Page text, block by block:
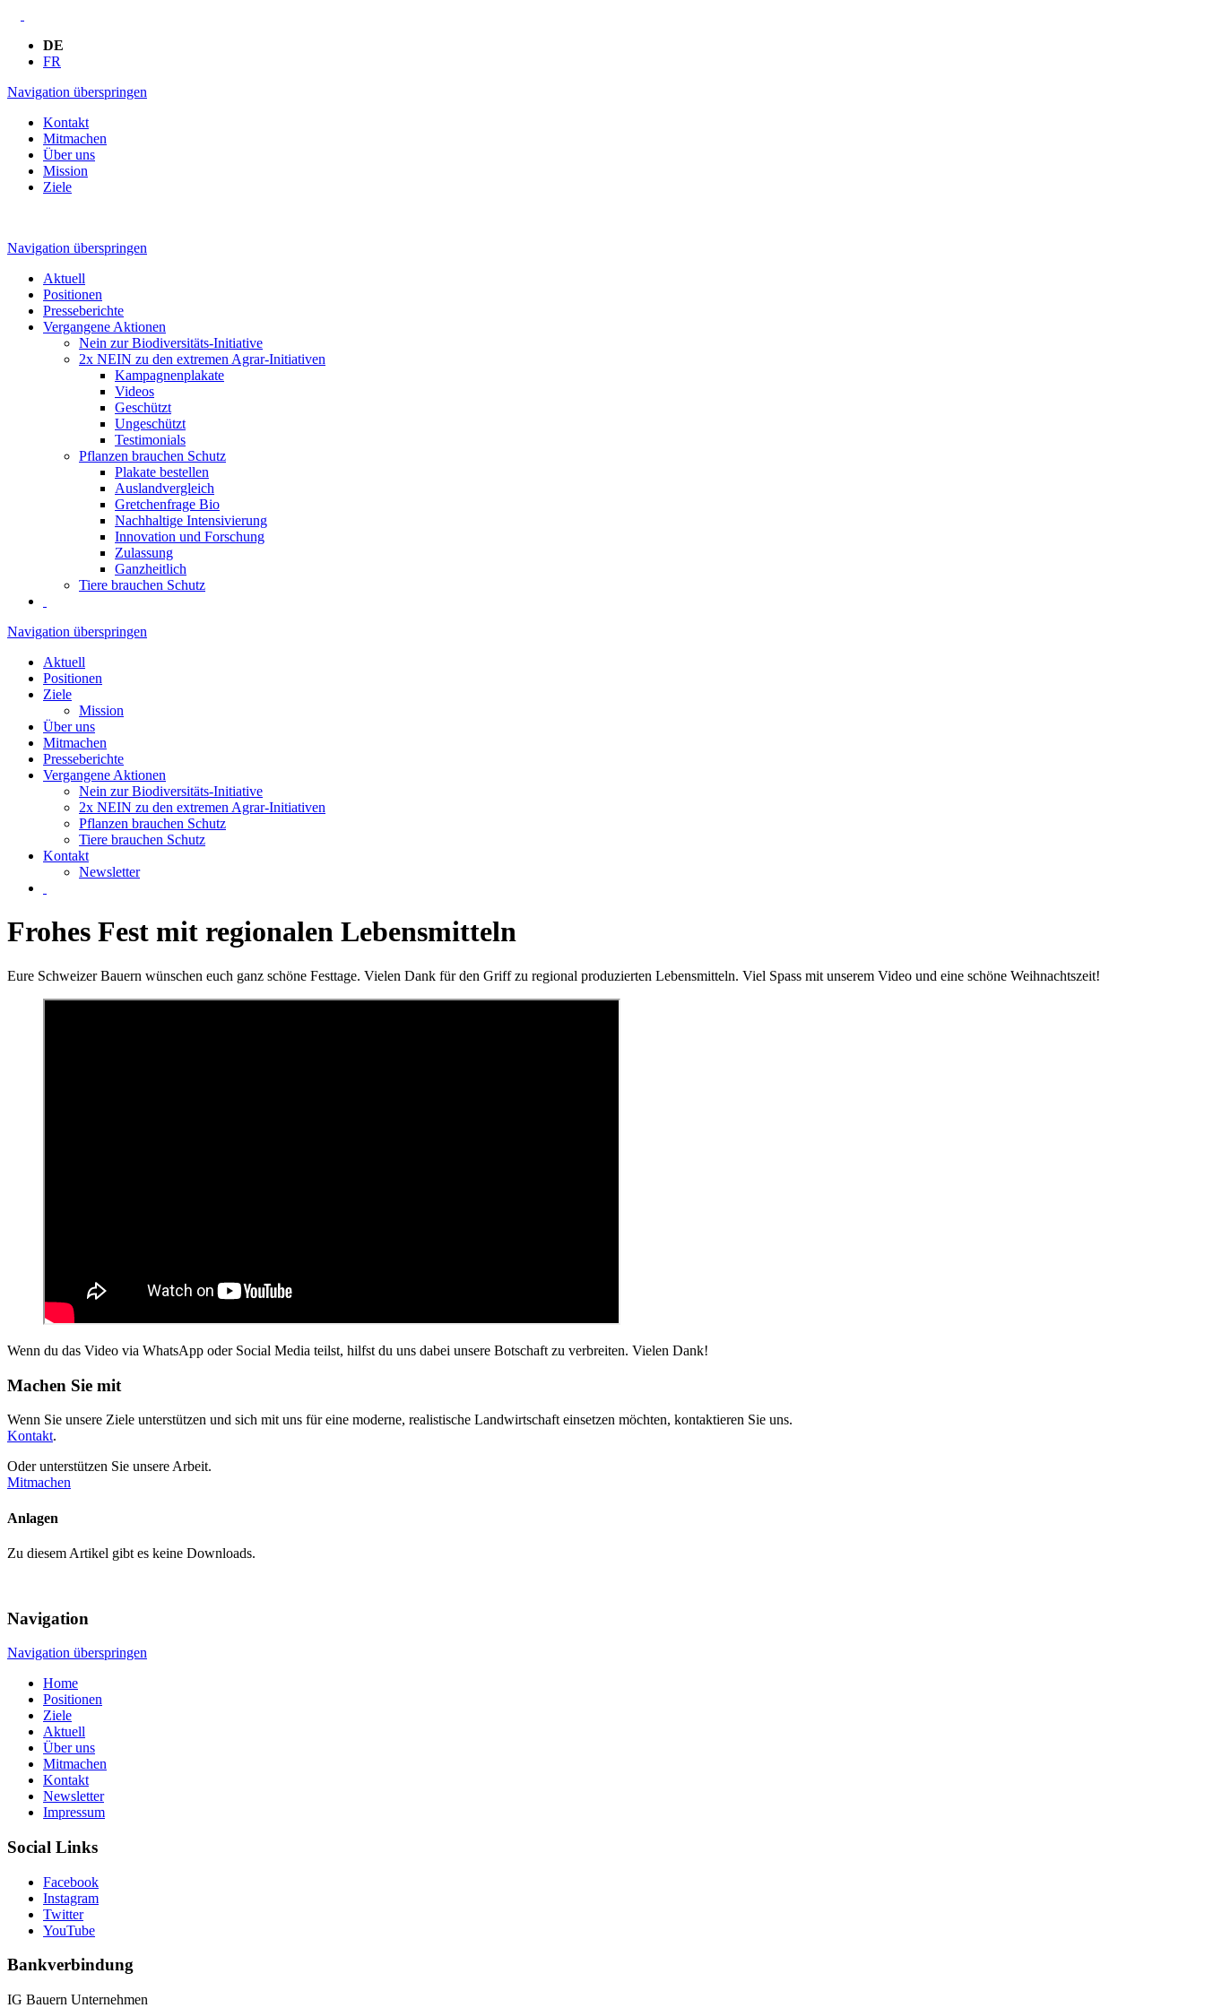
DE
FR
Navigation überspringen
Kontakt
Mitmachen
Über uns
Mission
Ziele
Navigation überspringen
Aktuell
Positionen
Presseberichte
Vergangene Aktionen
Nein zur Biodiversitäts-Initiative
2x NEIN zu den extremen Agrar-Initiativen
Kampagnenplakate
Videos
Geschützt
Ungeschützt
Testimonials
Pflanzen brauchen Schutz
Plakate bestellen
Auslandvergleich
Gretchenfrage Bio
Nachhaltige Intensivierung
Innovation und Forschung
Zulassung
Ganzheitlich
Tiere brauchen Schutz
Navigation überspringen
Aktuell
Positionen
Ziele
Mission
Über uns
Mitmachen
Presseberichte
Vergangene Aktionen
Nein zur Biodiversitäts-Initiative
2x NEIN zu den extremen Agrar-Initiativen
Pflanzen brauchen Schutz
Tiere brauchen Schutz
Kontakt
Newsletter
Frohes Fest mit regionalen Lebensmitteln
Eure Schweizer Bauern wünschen euch ganz schöne Festtage. Vielen Dank für den Griff zu regional produzierten Lebensmitteln. Viel Spass mit unserem Video und eine schöne Weihnachtszeit!
Wenn du das Video via WhatsApp oder Social Media teilst, hilfst du uns dabei unsere Botschaft zu verbreiten. Vielen Dank!
Machen Sie mit
Wenn Sie unsere Ziele unterstützen und sich mit uns für eine mo­derne, realistische Land­wirt­schaft einsetzen möchten, kontak­tieren Sie uns.
Kontakt.
Oder unterstützen Sie unsere Arbeit.
Mitmachen
Anlagen
Zu diesem Artikel gibt es keine Downloads.
Navigation
Navigation überspringen
Home
Positionen
Ziele
Aktuell
Über uns
Mitmachen
Kontakt
Newsletter
Impressum
Social Links
Facebook
Instagram
Twitter
YouTube
Bankverbindung
IG Bauern Unternehmen